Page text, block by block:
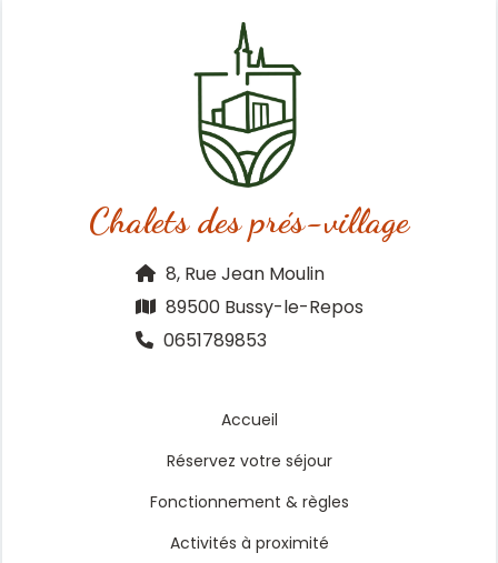
Chalets des prés-village
8, Rue Jean Moulin
89500 Bussy-le-Repos
0651789853
Accueil
Réservez votre séjour
Fonctionnement & règles
Activités à proximité